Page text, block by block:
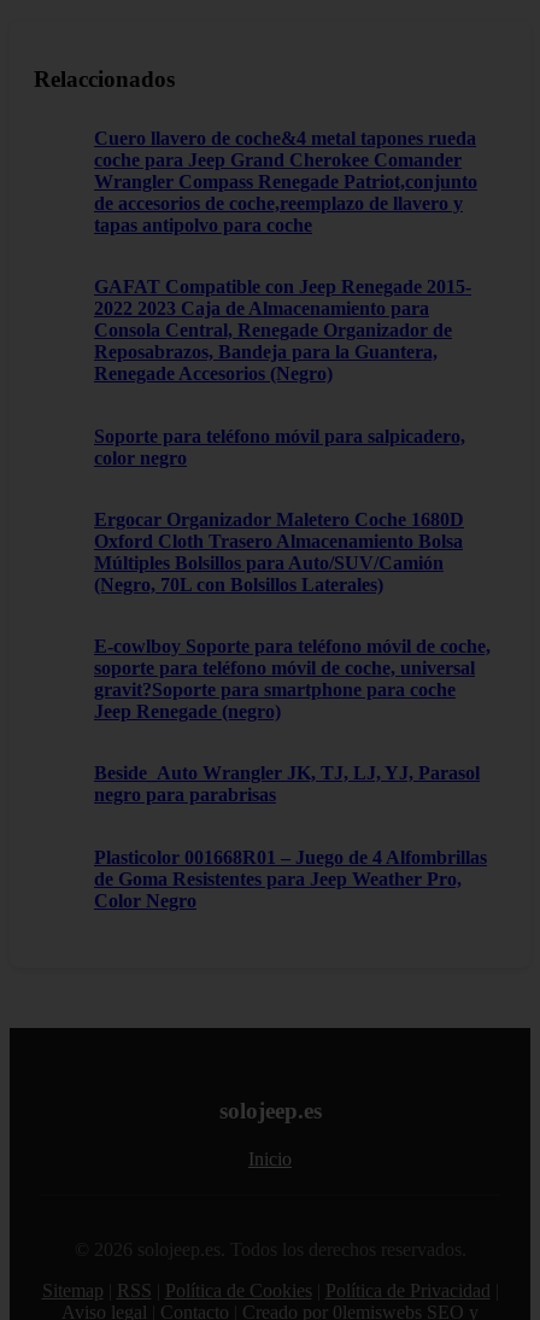
Relaccionados
Cuero llavero de coche&4 metal tapones rueda
coche para Jeep Grand Cherokee Comander
Wrangler Compass Renegade Patriot,conjunto
de accesorios de coche,reemplazo de llavero y
tapas antipolvo para coche
GAFAT Compatible con Jeep Renegade 2015-
2022 2023 Caja de Almacenamiento para
Consola Central, Renegade Organizador de
Reposabrazos, Bandeja para la Guantera,
Renegade Accesorios (Negro)
Soporte para teléfono móvil para salpicadero,
color negro
Ergocar Organizador Maletero Coche 1680D
Oxford Cloth Trasero Almacenamiento Bolsa
Múltiples Bolsillos para Auto/SUV/Camión
(Negro, 70L con Bolsillos Laterales)
E-cowlboy Soporte para teléfono móvil de coche,
soporte para teléfono móvil de coche, universal
gravit?Soporte para smartphone para coche
Jeep Renegade (negro)
Beside_Auto Wrangler JK, TJ, LJ, YJ, Parasol
negro para parabrisas
Plasticolor 001668R01 – Juego de 4 Alfombrillas
de Goma Resistentes para Jeep Weather Pro,
Color Negro
solojeep.es
Inicio
© 2026 solojeep.es. Todos los derechos reservados.
Sitemap
RSS Política de Cookies Política de Privacidad
Aviso legal
Contacto Creado por 0lemiswebs SEO y